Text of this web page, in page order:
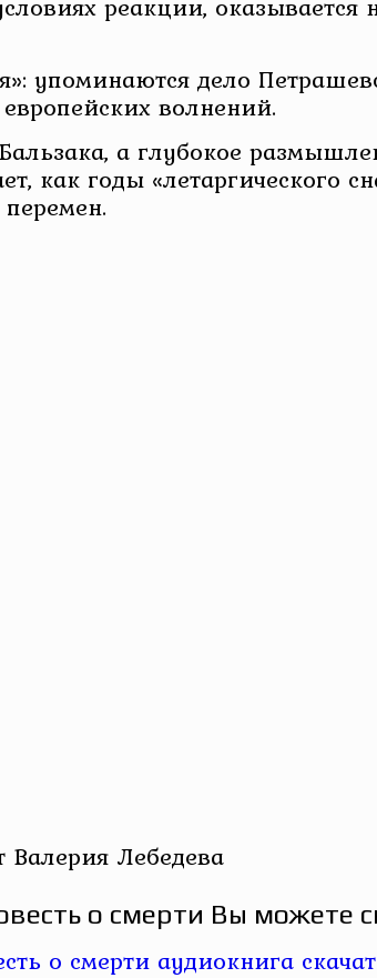
упоминаются дело
волнений.
а глубокое
как годы «летаргического
Валерия Лебедева
о смерти Вы можете